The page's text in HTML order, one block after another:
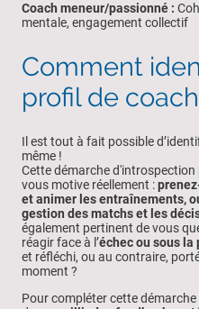
Coach meneur/passionné :
mentale, engagement collectif
Comment
profil de
Il est tout à fait possible
même !
Cette démarche d'introspection
vous motive réellement :
et animer les entraînements,
gestion des matchs et les
également pertinent de vous
réagir face à l’échec ou sous la
et réfléchi, ou au contraire,
moment ?
Pour compléter cette